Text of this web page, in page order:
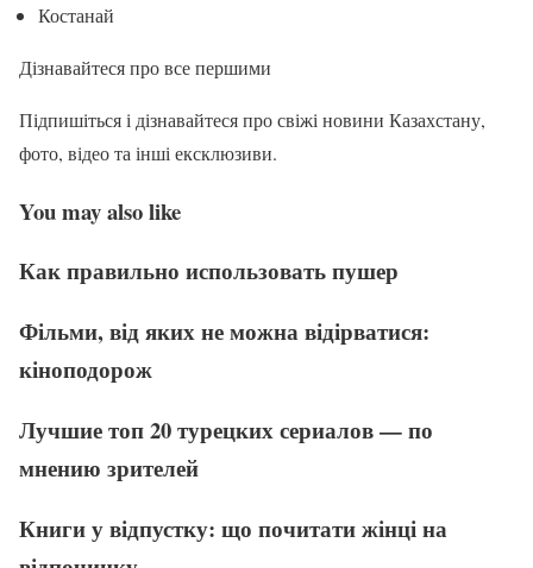
Костанай
Дізнавайтеся про все першими
Підпишіться і дізнавайтеся про свіжі новини Казахстану,
фото, відео та інші ексклюзиви.
You may also like
Как правильно использовать пушер
Фільми, від яких не можна відірватися:
кіноподорож
Лучшие топ 20 турецких сериалов — по
мнению зрителей
Книги у відпустку: що почитати жінці на